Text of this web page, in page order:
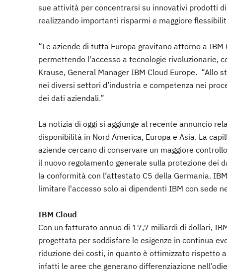
sue attività per concentrarsi su innovativi prodotti
realizzando importanti risparmi e maggiore
“Le aziende di tutta Europa gravitano attorno a
permettendo l'accesso a tecnologie rivoluzionarie,
Krause, General Manager IBM Cloud Europe. “Allo
nei diversi settori d’industria e competenza nei
dei dati aziendali.”
La notizia di oggi si aggiunge al recente annuncio
disponibilità in Nord America, Europa e Asia. La
aziende cercano di conservare un maggiore
il nuovo regolamento generale sulla protezione dei
la conformità con l’attestato C5 della Germania.
limitare l'accesso solo ai dipendenti IBM con sede
IBM Cloud
Con un fatturato annuo di 17,7 miliardi di dollari,
progettata per soddisfare le esigenze in continua
riduzione dei costi, in quanto è ottimizzato rispetto
infatti le aree che generano differenziazione